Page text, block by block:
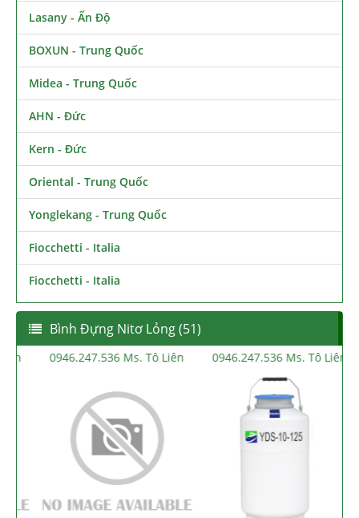
Lasany - Ấn Độ
BOXUN - Trung Quốc
Midea - Trung Quốc
AHN - Đức
Kern - Đức
Oriental - Trung Quốc
Yonglekang - Trung Quốc
Fiocchetti - Italia
Fiocchetti - Italia
Bình Đựng Nitơ Lỏng (51)
0946.247.536 Ms. Tô Liên 0946.247.536 Ms. Tô Liên